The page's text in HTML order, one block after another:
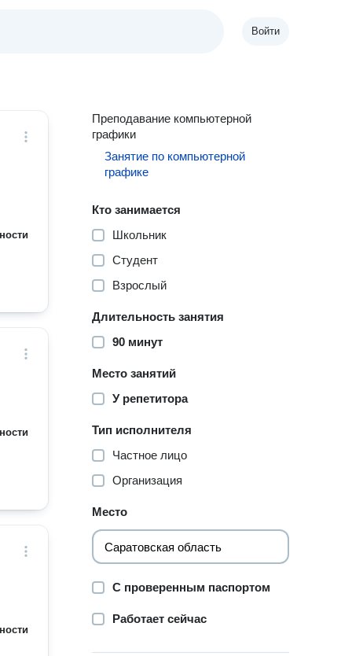
Войти
Преподавание компьютерной
графики
Занятие по компьютерной
графике
Кто занимается
Школьник
Студент
Взрослый
Длительность занятия
90 минут
Место занятий
У репетитора
Тип исполнителя
Частное лицо
Организация
Место
С проверенным паспортом
Работает сейчас